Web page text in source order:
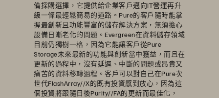
備採購選擇，它提供給企業客戶邁向IT營運再升
級一條最輕鬆簡易的道路。Pure的客戶隨時能掌
握最創新且功能豐富的儲存解決方案，無須擔心
設備日漸老化的問題。Evergreen在資料儲存領域
目前仍獨樹一格，因為它能讓客戶從Pure
Storage未來最新的功能與創新當中獲益，而且在
更新的過程中，沒有延遲、中斷的問題或昂貴又
痛苦的資料移轉過程。客戶可以對自己在Pure次
世代FlashArray//X的既有投資感到放心，因為這
個投資將跟隨日後Purity//FA的更新而最佳化，